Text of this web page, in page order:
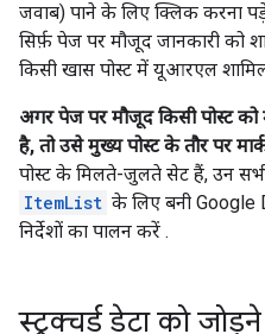
जवाब) पाने के लिए क्लिक करना
सिर्फ़ पेज पर मौजूद जानकारी को
किसी खास पोस्ट में यूआरएल
अगर पेज पर मौजूद किसी पोस्ट को
है, तो उसे मुख्य पोस्ट के तौर पर
पोस्ट के मिलते-जुलते सेट हैं, उन
ItemList के लिए बनी Google
निर्देशों का पालन करें .
स्ट्रक्चर्ड डेटा को